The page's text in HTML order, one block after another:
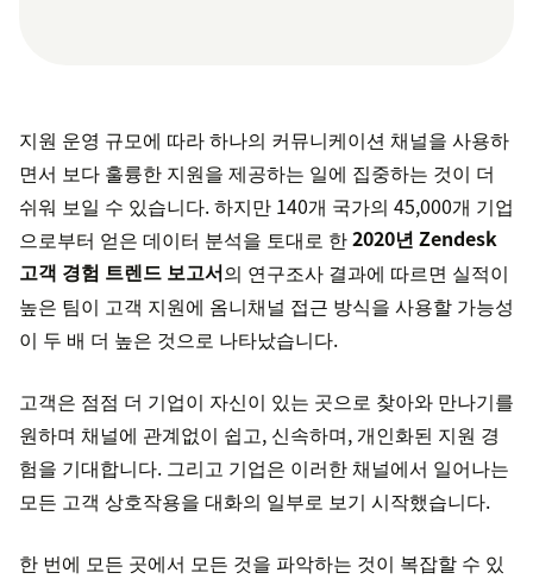
지원 운영 규모에 따라 하나의 커뮤니케이션 채널을 사용하
면서 보다 훌륭한 지원을 제공하는 일에 집중하는 것이 더
쉬워 보일 수 있습니다. 하지만 140개 국가의 45,000개 기업
으로부터 얻은 데이터 분석을 토대로 한2020년 Zendesk
고객 경험 트렌드 보고서의 연구조사 결과에 따르면 실적이
높은 팀이 고객 지원에 옴니채널 접근 방식을 사용할 가능성
이 두 배 더 높은 것으로 나타났습니다.
고객은 점점 더 기업이 자신이 있는 곳으로 찾아와 만나기를
원하며 채널에 관계없이 쉽고, 신속하며, 개인화된 지원 경
험을 기대합니다. 그리고 기업은 이러한 채널에서 일어나는
모든 고객 상호작용을 대화의 일부로 보기 시작했습니다.
한 번에 모든 곳에서 모든 것을 파악하는 것이 복잡할 수 있